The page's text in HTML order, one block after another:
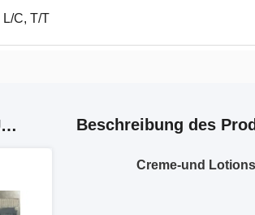
L/C, T/T
VERWANDTE PRODUKTE Beschreibung des
Creme-und